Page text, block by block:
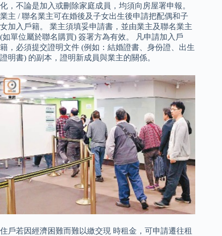
化，不論是加入或刪除家庭成員，均須向房屋署申報。
業主 / 聯名業主可在婚後及子女出生後申請把配偶和子
女加入戶籍。 業主須填妥申請書，並由業主及聯名業主
(如單位屬於聯名購買) 簽署方為有效。 凡申請加入戶
籍，必須提交證明文件 (例如：結婚證書、身份證、出生
證明書) 的副本，證明新成員與業主的關係。
住戶若因經濟困難而難以繳交現 時租金，可申請遷往租